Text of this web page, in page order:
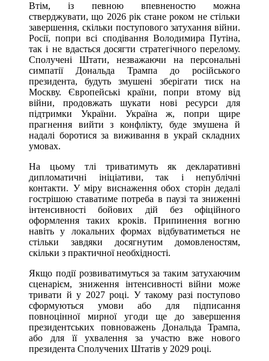
Втім, із певною впевненостю можна
стверджувати, що 2026 рік стане роком не стільки
завершення, скільки поступового затухання війни.
Росії, попри всі сподівання Володимира Путіна,
так і не вдасться досягти стратегічного перелому.
Сполучені Штати, незважаючи на персональні
симпатії Дональда Трампа до російського
президента, будуть змушені зберігати тиск на
Москву. Європейські країни, попри втому від
війни, продовжать шукати нові ресурси для
підтримки України. Україна ж, попри щире
прагнення вийти з конфлікту, буде змушена й
надалі боротися за виживання в украй складних
умовах.
На цьому тлі триватимуть як декларативні
дипломатичні ініціативи, так і непублічні
контакти. У міру виснаження обох сторін дедалі
гострішою ставатиме потреба в паузі та зниженні
інтенсивності бойових дій без офіційного
оформлення таких кроків. Припинення вогню
навіть у локальних формах відбуватиметься не
стільки завдяки досягнутим домовленостям,
скільки з практичної необхідності.
Якщо події розвиватимуться за таким затухаючим
сценарієм, зниження інтенсивності війни може
тривати й у 2027 році. У такому разі поступово
сформуються умови або для підписання
повноцінної мирної угоди ще до завершення
президентських повноважень Дональда Трампа,
або для її ухвалення за участю вже нового
президента Сполучених Штатів у 2029 році.